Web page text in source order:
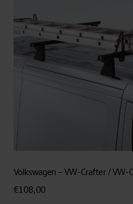
Volkswagen – VW-Crafter /
€108,00